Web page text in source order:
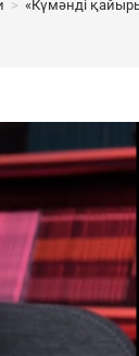
> «Күмәнді